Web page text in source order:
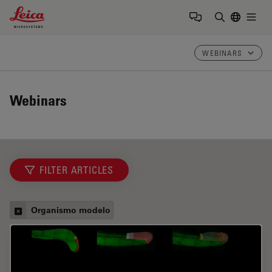
Leica Microsystems Logo
WEBINARS
Webinars
FILTER ARTICLES
Organismo modelo